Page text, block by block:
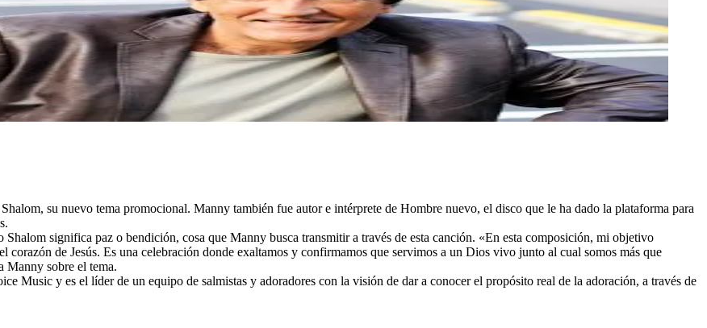
su nuevo tema promocional. Manny también fue autor e intérprete de Hombre nuevo, el disco que le ha dado la plataforma para
significa paz o bendición, cosa que Manny busca transmitir a través de esta canción. «En esta composición, mi objetivo
de Jesús. Es una celebración donde exaltamos y confirmamos que servimos a un Dios vivo junto al cual somos más que
Manny sobre el tema.
Music y es el líder de un equipo de salmistas y adoradores con la visión de dar a conocer el propósito real de la adoración, a través de